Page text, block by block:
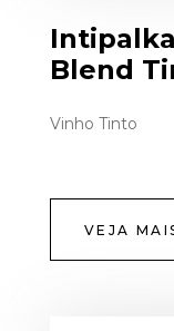
Intipalka
Blend
Vinho Tinto
VEJA